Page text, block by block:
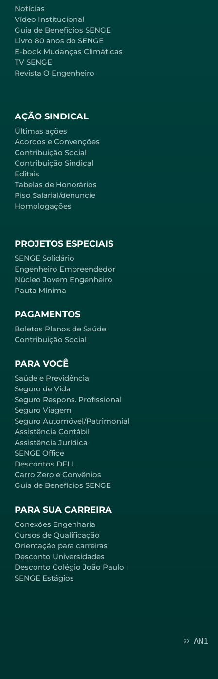
PARA VOCÊ
Saúde e Previdência
Seguro de Vida
Seguro Respons. Profissional
Seguro Viagem
Seguro Automóvel/Patrimonial
Assistência Contábil
Assistência Jurídica
SENGE Office
Descontos DELL
Carro Zero e Convênios
Guia de Benefícios SENGE
PARA SUA CARREIRA
Conexões Engenharia
Cursos de Qualificação
Orientação para carreiras
Desconto Universidades
Desconto Colégio João Paulo I
SENGE Estágios
AÇÃO SINDICAL
Últimas ações
Acordos e Convenções
Contribuição Social
Contribuição Sindical
Editais
Tabelas de Honorários
Piso Salarial/denuncie
Homologações
PROJETOS ESPECIAIS
SENGE Solidário
Engenheiro Empreendedor
Núcleo Jovem Engenheiro
Pauta Mínima
PAGAMENTOS
Boletos Planos de Saúde
Contribuição Social
Notícias
Vídeo Institucional
Guia de Benefícios SENGE
Livro 80 anos do SENGE
E-book Mudanças Climáticas
TV SENGE
Revista O Engenheiro
© AN1